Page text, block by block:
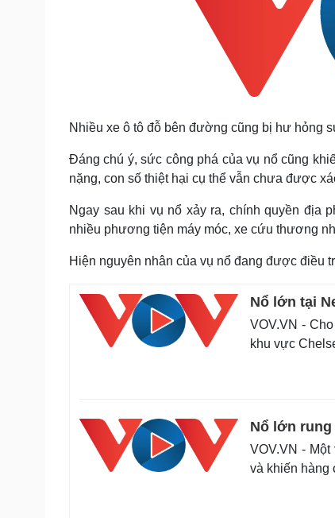
Nhiều xe ô tô đỗ bên đường cũng bị hư hỏng
Đáng chú ý, sức công phá của vụ nổ cũng
nặng, con số thiệt hại cụ thể vẫn chưa được
Ngay sau khi vụ nổ xảy ra, chính quyền địa
nhiều phương tiện máy móc, xe cứu thương
Hiện nguyên nhân của vụ nổ đang được điều
Nổ lớn tại
VOV.VN -
khu vực
Nổ lớn
VOV.VN -
và khiến